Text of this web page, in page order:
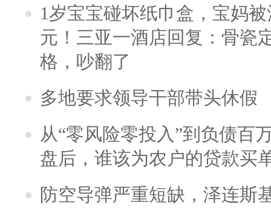
1岁宝宝碰坏纸巾盒，宝妈
元！三亚一酒店回复：骨瓷
格，吵翻了
多地要求领导干部带头休假
从“零风险零投入”到负债百
盘后，谁该为农户的贷款买
防空导弹严重短缺，泽连斯